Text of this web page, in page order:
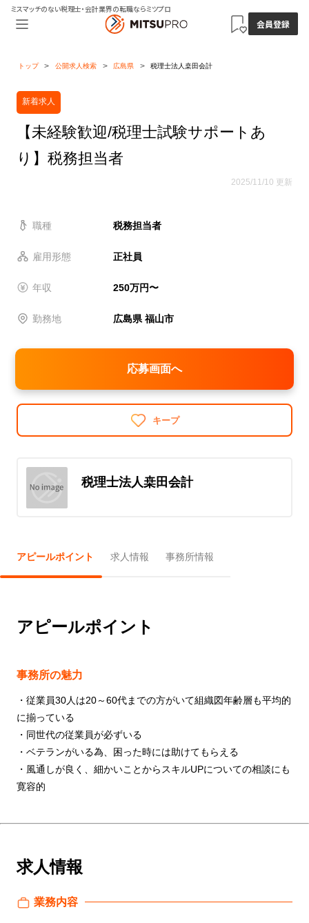
ミスマッチのない税理士・会計業界の転職ならミツプロ
会員登録
トップ 公開求人検索 広島県 税理士法人桒田会計
新着求人
【未経験歓迎/税理士試験サポートあ
り】税務担当者
2025/11/10 更新
職種 税務担当者
雇用形態 正社員
年収 250万円〜
勤務地 広島県 福山市
応募画面へ
キープ
税理士法人桒田会計
アピールポイント 求人情報 事務所情報
アピールポイント
事務所の魅力
・従業員30人は20～60代までの方がいて組織図年齢層も平均的
に揃っている
・同世代の従業員が必ずいる
・ベテランがいる為、困った時には助けてもらえる
・風通しが良く、細かいことからスキルUPについての相談にも
寛容的
求人情報
業務内容